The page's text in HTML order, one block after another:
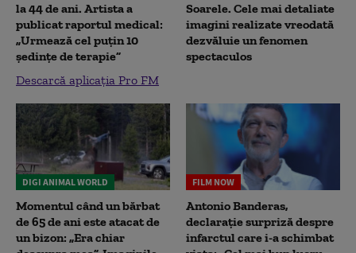
la 44 de ani. Artista a
publicat raportul medical:
„Urmează cel puțin 10
ședințe de terapie”
Descarcă aplicația Pro FM
Soarele. Cele mai detaliate
imagini realizate vreodată
dezvăluie un fenomen
spectaculos
DIGI ANIMAL WORLD
Momentul când un bărbat
de 65 de ani este atacat de
un bizon: „Era chiar
FILM NOW
Antonio Banderas,
declarație surpriză despre
infarctul care i-a schimbat